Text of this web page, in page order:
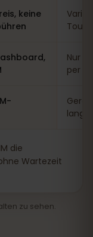
keine
Nur
per
die
Wartezeit
zu sehen.